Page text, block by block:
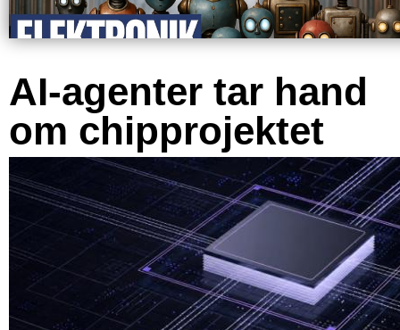
AI-agenter tar hand
om chipprojektet